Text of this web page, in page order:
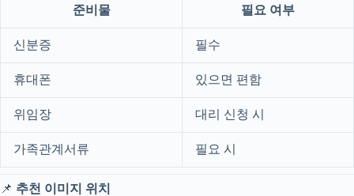
준비물 필요 여부
신분증 필수
휴대폰 있으면 편함
위임장 대리 신청 시
가족관계서류 필요 시
📌 추천 이미지 위치